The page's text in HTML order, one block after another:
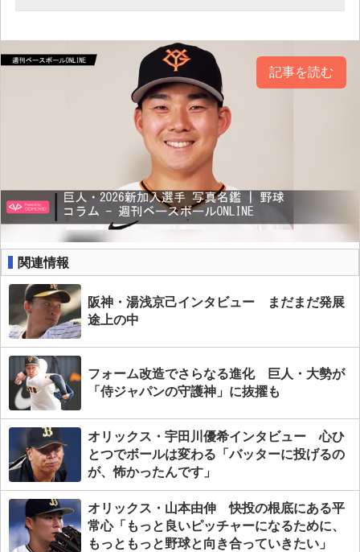
記事を読む
関連情報
阪神・湯浅京己インタビュー まだまだ発展
途上の中
フォーム改造でさらなる進化 巨人・大勢が
「侍ジャパンの守護神」に抜擢も
オリックス・宇田川優希インタビュー 心ひ
とつでボールは変わる「バッターに投げるの
が、怖かったんです」
オリックス・山本由伸 快投の根底にある平
常心「もっと良いピッチャーになるために、
もっともっと野球と向き合っていきたい」